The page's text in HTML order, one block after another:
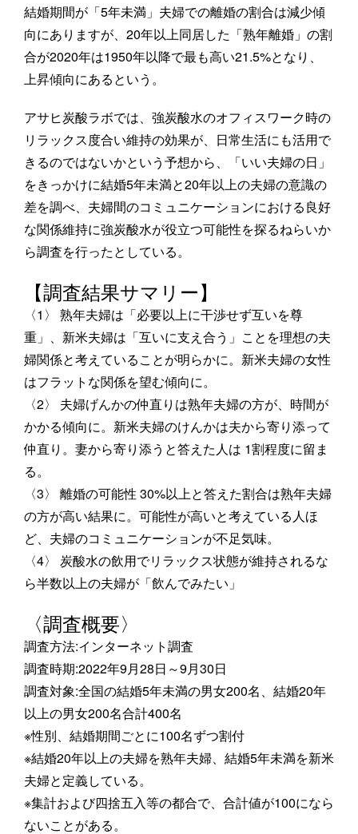
結婚期間が「5年未満」夫婦での離婚の割合は減少傾
向にありますが、20年以上同居した「熟年離婚」の割
合が2020年は1950年以降で最も高い21.5%となり、
上昇傾向にあるという。
アサヒ炭酸ラボでは、強炭酸水のオフィスワーク時の
リラックス度合い維持の効果が、日常生活にも活用で
きるのではないかという予想から、「いい夫婦の日」
をきっかけに結婚5年未満と20年以上の夫婦の意識の
差を調べ、夫婦間のコミュニケーションにおける良好
な関係維持に強炭酸水が役立つ可能性を探るねらいか
ら調査を行ったとしている。
【調査結果サマリー】
〈1〉 熟年夫婦は「必要以上に干渉せず互いを尊
重」、新米夫婦は「互いに支え合う」ことを理想の夫
婦関係と考えていることが明らかに。新米夫婦の女性
はフラットな関係を望む傾向に。
〈2〉 夫婦げんかの仲直りは熟年夫婦の方が、時間が
かかる傾向に。新米夫婦のけんかは夫から寄り添って
仲直り。妻から寄り添うと答えた人は 1割程度に留ま
る。
〈3〉 離婚の可能性 30%以上と答えた割合は熟年夫婦
の方が高い結果に。可能性が高いと考えている人ほ
ど、夫婦のコミュニケーションが不足気味。
〈4〉 炭酸水の飲用でリラックス状態が維持されるな
ら半数以上の夫婦が「飲んでみたい」
〈調査概要〉
調査方法:インターネット調査
調査時期:2022年9月28日～9月30日
調査対象:全国の結婚5年未満の男女200名、結婚20年
以上の男女200名合計400名
※性別、結婚期間ごとに100名ずつ割付
※結婚20年以上の夫婦を熟年夫婦、結婚5年未満を新米
夫婦と定義している。
※集計および四捨五入等の都合で、合計値が100になら
ないことがある。